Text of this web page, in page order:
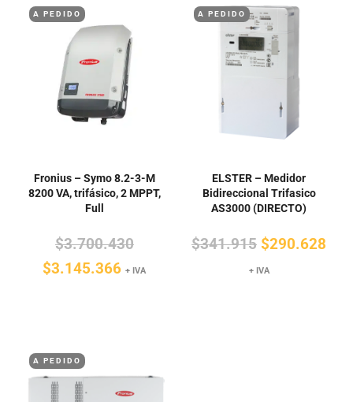
$3.101.939.
A PEDIDO
Fronius – Symo 8.2-3-M
8200 VA, trifásico, 2 MPPT,
Full
$3.700.430El
precio
$3.145.366El+ IVA
A PEDIDO
ELSTER – Medidor
Bidireccional Trifasico
AS3000 (DIRECTO)
$341.915 El
precio
$290.628
+ IVA
A PEDIDO